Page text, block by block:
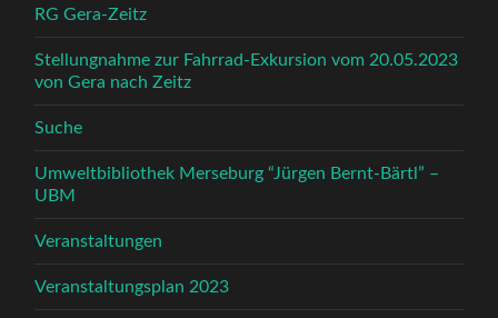
RG Gera-Zeitz
Stellungnahme zur Fahrrad-Exkursion vom 20.05.2023
von Gera nach Zeitz
Suche
Umweltbibliothek Merseburg “Jürgen Bernt-Bärtl” –
UBM
Veranstaltungen
Veranstaltungsplan 2023